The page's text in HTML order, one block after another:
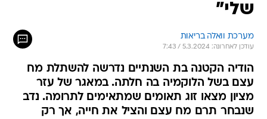
שלי"
מערכת וואלה בריאות
עודכן לאחרונה: 5.3.2024 / 7:43
הודיה הקטנה בת השנתיים נדרשה להשתלת מח
עצם בשל הלוקמיה בה חלתה. במאגר של עזר
מציון מצאו זוג תאומים שמתאימים לתרומה. נדב
שנבחר תרם מח עצם והציל את חייה, אך רק